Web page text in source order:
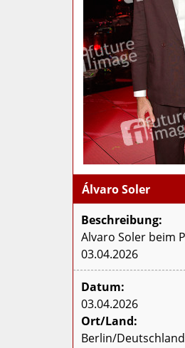
Álvaro Soler
Beschreibung:
Alvaro Soler beim
03.04.2026
Datum:
03.04.2026
Ort/Land:
Berlin/Deutschland